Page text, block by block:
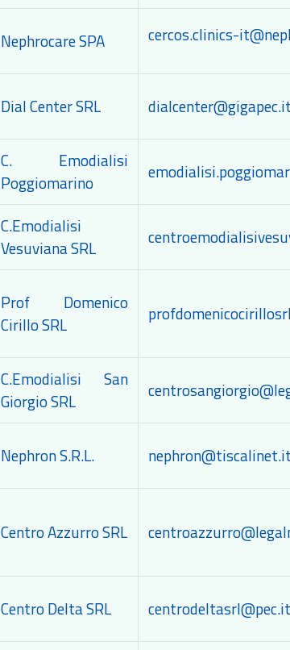
Nephrocare SPA cercos.clinics-
Dial Center SRL dialcenter@gigapec.it
C. Emodialisi
Poggiomarino
C.Emodialisi
Vesuviana SRL
Prof Domenico
Cirillo SRL
C.Emodialisi San
Giorgio SRL
Nephron S.R.L. nephron@tiscalinet.it
Centro Azzurro SRL
Centro Delta SRL centrodeltasrl@pec.it